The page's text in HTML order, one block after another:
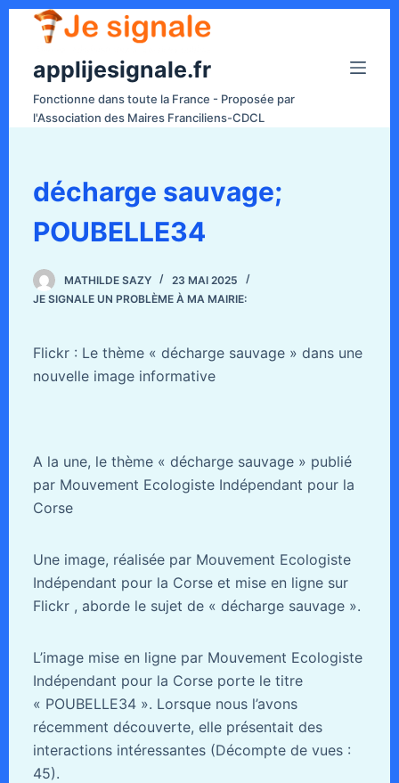
applijesignale.fr
Fonctionne dans toute la France - Proposée par
l'Association des Maires Franciliens-CDCL
décharge sauvage;
POUBELLE34
MATHILDE SAZY
23 MAI 2025
JE SIGNALE UN PROBLÈME À MA MAIRIE:
Flickr : Le thème « décharge sauvage » dans une
nouvelle image informative
A la une, le thème « décharge sauvage » publié
par Mouvement Ecologiste Indépendant pour la
Corse
Une image, réalisée par Mouvement Ecologiste
Indépendant pour la Corse et mise en ligne sur
Flickr , aborde le sujet de « décharge sauvage ».
L’image mise en ligne par Mouvement Ecologiste
Indépendant pour la Corse porte le titre
« POUBELLE34 ». Lorsque nous l’avons
récemment découverte, elle présentait des
interactions intéressantes (Décompte de vues :
45).